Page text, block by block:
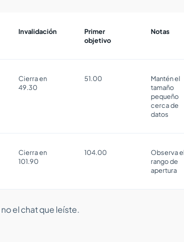
Invalidación
Primer
objetivo
Notas
Cierra en
49.30
51.00
Mantén el
tamaño
pequeño
cerca de
datos
Cierra en
101.90
104.00
Observa el
rango de
apertura
el chat que leíste.